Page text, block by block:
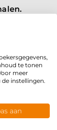
de
is iets
van heeft.
door de
te tonen
meer
instellingen.
aan